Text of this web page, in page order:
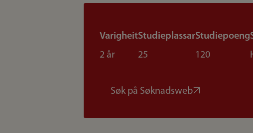
Varigheit
2 år
Studieplassar
25
Studiepoeng
120
Søk på Søknadsweb